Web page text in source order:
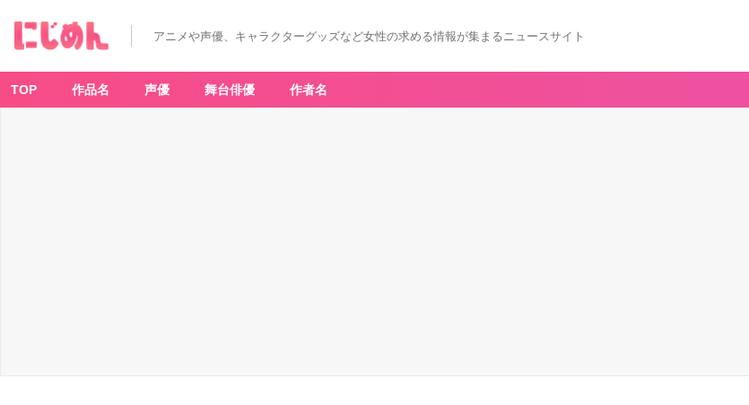
アニメや声優、キャラクターグッズなど女性の求める情報が集まるニュースサイト
TOP 作品名 声優 舞台俳優 作者名